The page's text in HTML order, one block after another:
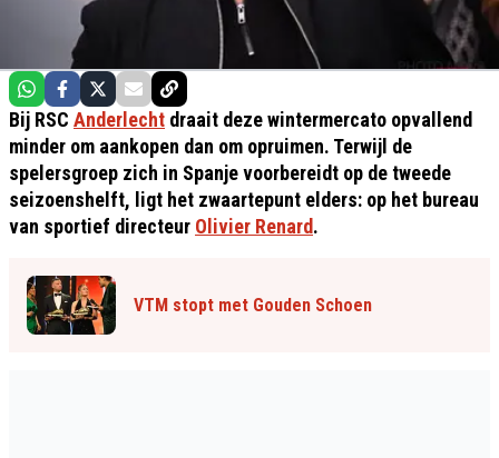
Bij RSC Anderlecht draait deze wintermercato opvallend
minder om aankopen dan om opruimen. Terwijl de
spelersgroep zich in Spanje voorbereidt op de tweede
seizoenshelft, ligt het zwaartepunt elders: op het bureau
van sportief directeur Olivier Renard.
VTM stopt met Gouden Schoen